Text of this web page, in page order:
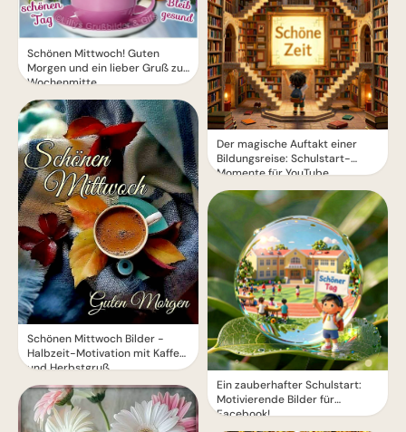
Schönen Mittwoch! Guten
Morgen und ein lieber Gruß zur
Wochenmitte
Schönen Mittwoch Bilder -
Halbzeit-Motivation mit Kaffee
und Herbstgruß
Der magische Auftakt einer
Bildungsreise: Schulstart-
Momente für YouTube
Ein zauberhafter Schulstart:
Motivierende Bilder für
Facebook!